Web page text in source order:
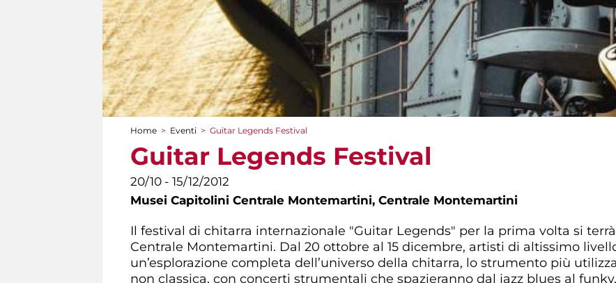
Tu sei qui
Home > Eventi > Guitar Legends Festival
Guitar Legends Festival
20/10 - 15/12/2012
Musei Capitolini Centrale Montemartini, Centrale Montemartini
Il festival di chitarra internazionale "Guitar Legends" per la prima volta si
Centrale Montemartini. Dal 20 ottobre al 15 dicembre, artisti di altissimo
un’esplorazione completa dell’universo della chitarra, lo strumento più
non classica, con concerti strumentali che spazieranno dal jazz blues al